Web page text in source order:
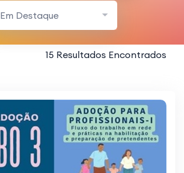
Em Destaque
15 Resultados Encontrados